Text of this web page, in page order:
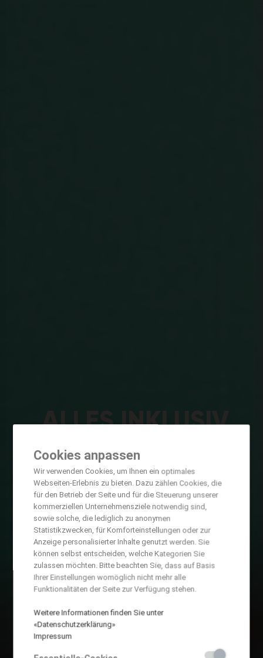
Cookies anpassen
Wir verwenden Cookies, um Ihnen ein optimales
Webseiten-Erlebnis zu bieten. Dazu zählen Cookies, die
für den Betrieb der Seite und für die Steuerung unserer
kommerziellen Unternehmensziele notwendig sind,
sowie solche, die lediglich zu anonymen
Statistikzwecken, für Komforteinstellungen oder zur
Anzeige personalisierter Inhalte genutzt werden. Sie
können selbst entscheiden, welche Kategorien Sie
zulassen möchten. Bitte beachten Sie, dass auf Basis
Ihrer Einstellungen womöglich nicht mehr alle
Funktionalitäten der Seite zur Verfügung stehen.
Weitere Informationen finden Sie unter
«Datenschutzerklärung»
Impressum
ALLES INKLUSIV
MIT CBOOK
BLENDED LEARNING FÜR ALLE